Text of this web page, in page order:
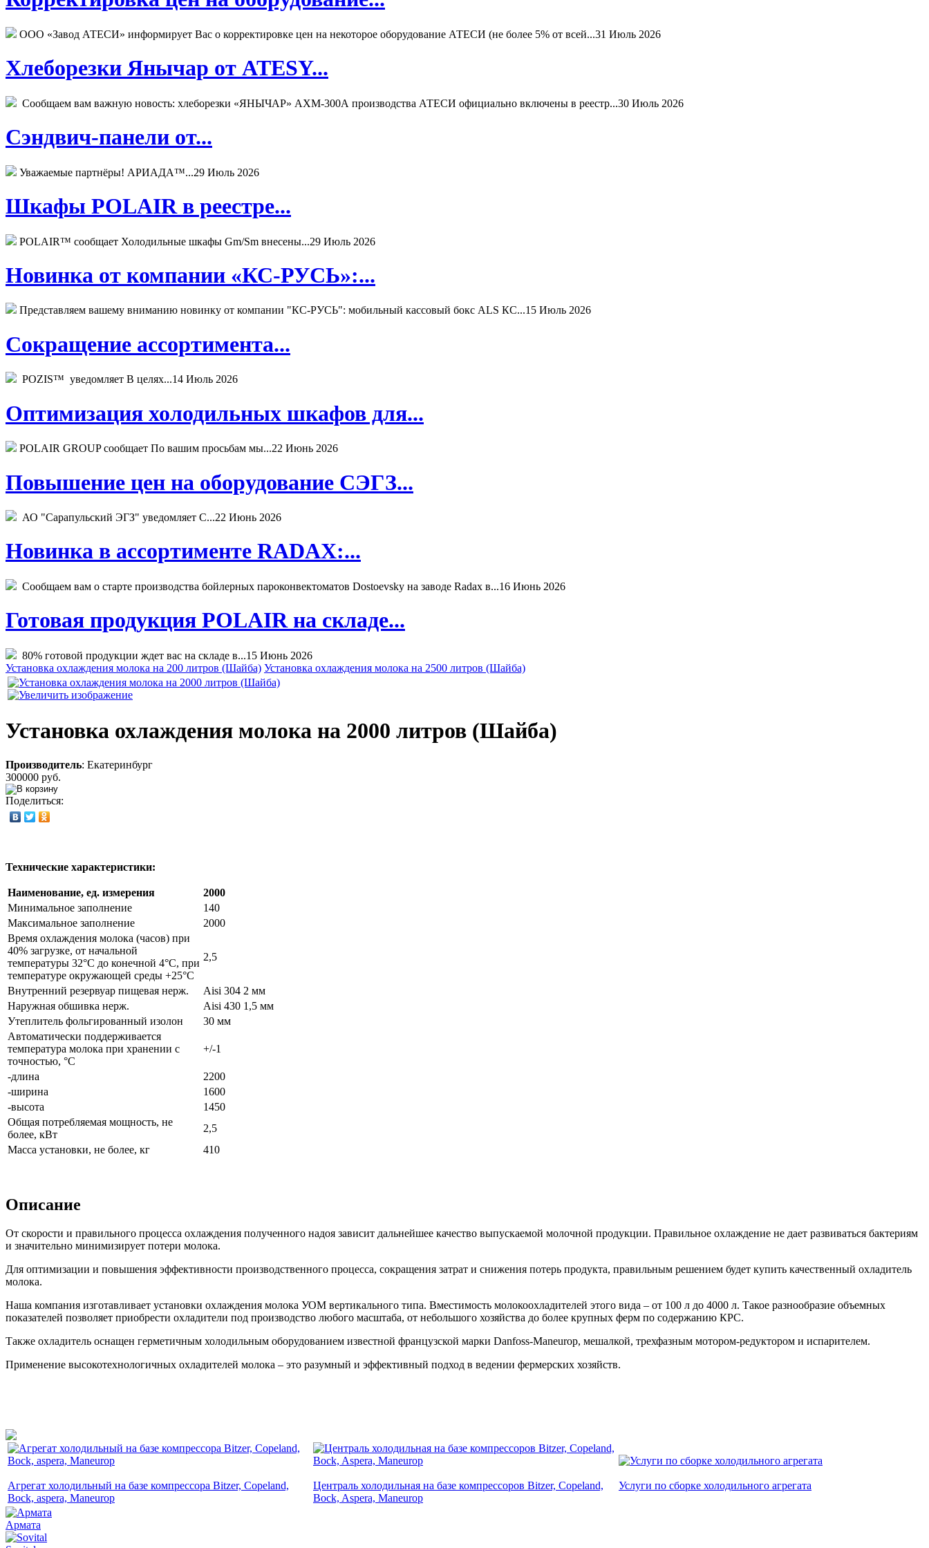
ООО «Завод АТЕСИ» информирует Вас о корректировке цен на некоторое оборудование АТЕСИ (не более 5% от всей...31 Июль 2026
Хлеборезки Янычар от ATESY...
Сообщаем вам важную новость: хлеборезки «ЯНЫЧАР» АХМ-300А производства АТЕСИ официально включены в реестр...30 Июль 2026
Сэндвич-панели от...
Уважаемые партнёры! АРИАДА™...29 Июль 2026
Шкафы POLAIR в реестре...
POLAIR™ сообщает Холодильные шкафы Gm/Sm внесены...29 Июль 2026
Новинка от компании «КС-РУСЬ»:...
Представляем вашему вниманию новинку от компании "КС-РУСЬ": мобильный кассовый бокс ALS КС...15 Июль 2026
Сокращение ассортимента...
POZIS™ уведомляет В целях...14 Июль 2026
Оптимизация холодильных шкафов для...
POLAIR GROUP сообщает По вашим просьбам мы...22 Июнь 2026
Повышение цен на оборудование СЭГЗ...
АО "Сарапульский ЭГЗ" уведомляет С...22 Июнь 2026
Новинка в ассортименте RADAX:...
Сообщаем вам о старте производства бойлерных пароконвектоматов Dostoevsky на заводе Radax в...16 Июнь 2026
Готовая продукция POLAIR на складе...
80% готовой продукции ждет вас на складе в...15 Июнь 2026
Установка охлаждения молока на 200 литров (Шайба) Установка охлаждения молока на 2500 литров (Шайба)
Установка охлаждения молока на 2000 литров (Шайба)
Производитель: Екатеринбург
300000 руб.
Поделиться:
Технические характеристики:
Наименование, ед. измерения
2000
Минимальное заполнение
140
Максимальное заполнение
2000
Время охлаждения молока (часов) при
40% загрузке, от начальной
температуры 32°С до конечной 4°С, при
температуре окружающей среды +25°С
2,5
Внутренний резервуар пищевая нерж.
Aisi 304 2 мм
Наружная обшивка нерж.
Aisi 430 1,5 мм
Утеплитель фольгированный изолон
30 мм
Автоматически поддерживается
температура молока при хранении с
точностью, °С
+/-1
-длина
2200
-ширина
1600
-высота
1450
Общая потребляемая мощность, не
более, кВт
2,5
Масса установки, не более, кг
410
Описание
От скорости и правильного процесса охлаждения полученного надоя зависит дальнейшее качество выпускаемой молочной продукции. Правильное охлаждение не дает развиваться бактериям
и значительно минимизирует потери молока.
Для оптимизации и повышения эффективности производственного процесса, сокращения затрат и снижения потерь продукта, правильным решением будет купить качественный охладитель
молока.
Наша компания изготавливает установки охлаждения молока УОМ вертикального типа. Вместимость молокоохладителей этого вида – от 100 л до 4000 л. Такое разнообразие объемных
показателей позволяет приобрести охладители под производство любого масштаба, от небольшого хозяйства до более крупных ферм по содержанию КРС.
Также охладитель оснащен герметичным холодильным оборудованием известной французской марки Danfoss-Maneurop, мешалкой, трехфазным мотором-редуктором и испарителем.
Применение высокотехнологичных охладителей молока – это разумный и эффективный подход в ведении фермерских хозяйств.
Агрегат холодильный на базе компрессора Bitzer, Copeland,
Bock, aspera, Maneurop
Централь холодильная на базе компрессоров Bitzer, Copeland,
Bock, Aspera, Maneurop
Услуги по сборке холодильного агрегата
Армата